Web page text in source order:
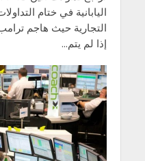
اليابانية في ختام
التجارية حيث هاجم
إذا لم يتم...